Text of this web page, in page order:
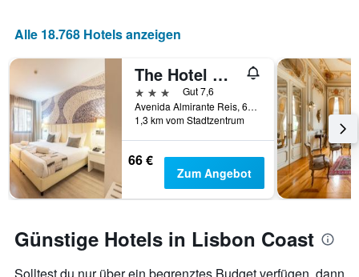
Alle 18.768 Hotels anzeigen
The Hotel Masa Almirante Lisbon Stylish
3 Sterne
Gut 7,6
Avenida Almirante Reis, 68, Lissabon, Region Lissabon, Portugal
1,3 km vom Stadtzentrum
66 €
Zum Angebot
Günstige Hotels in Lisbon Coast